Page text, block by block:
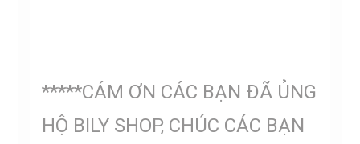
*****CÁM ƠN CÁC BẠN ĐÃ ỦNG
HỘ BILY SHOP, CHÚC CÁC BẠN